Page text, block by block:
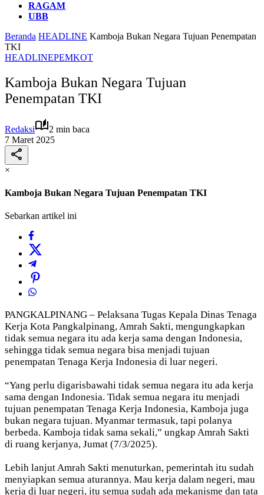
RAGAM
UBB
Beranda HEADLINE Kamboja Bukan Negara Tujuan Penempatan
TKI
HEADLINEPEMKOT
Kamboja Bukan Negara Tujuan
Penempatan TKI
Redaksi
2 min baca
7 Maret 2025
×
Kamboja Bukan Negara Tujuan Penempatan TKI
Sebarkan artikel ini
PANGKALPINANG – Pelaksana Tugas Kepala Dinas Tenaga
Kerja Kota Pangkalpinang, Amrah Sakti, mengungkapkan
tidak semua negara itu ada kerja sama dengan Indonesia,
sehingga tidak semua negara bisa menjadi tujuan
penempatan Tenaga Kerja Indonesia di luar negeri.
“Yang perlu digarisbawahi tidak semua negara itu ada kerja
sama dengan Indonesia. Tidak semua negara itu menjadi
tujuan penempatan Tenaga Kerja Indonesia, Kamboja juga
bukan negara tujuan. Myanmar termasuk, tapi polanya
berbeda. Kamboja tidak sama sekali,” ungkap Amrah Sakti
di ruang kerjanya, Jumat (7/3/2025).
Lebih lanjut Amrah Sakti menuturkan, pemerintah itu sudah
menyiapkan semua aturannya. Mau kerja dalam negeri, mau
kerja di luar negeri, itu semua sudah ada mekanisme dan tata